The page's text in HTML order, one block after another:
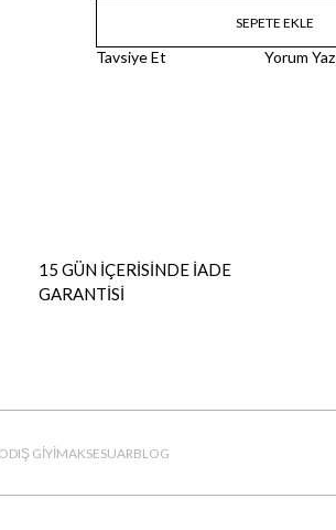
Tavsiye Et Yorum Yaz
15 GÜN İÇERİSİNDE İADE
GARANTİSİ
DIŞ GİYİMAKSESUARBLOG